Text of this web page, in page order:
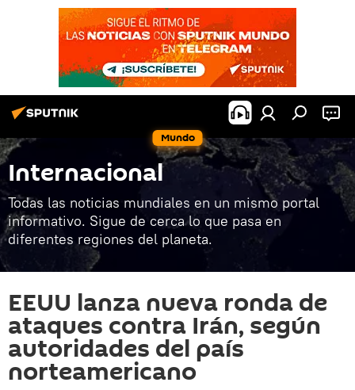
Mundo
Internacional
Todas las noticias mundiales en un mismo portal
informativo. Sigue de cerca lo que pasa en
diferentes regiones del planeta.
EEUU lanza nueva ronda de
ataques contra Irán, según
autoridades del país
norteamericano